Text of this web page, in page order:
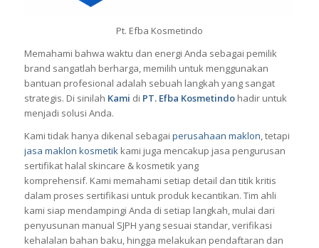
Pt. Efba Kosmetindo
Memahami bahwa waktu dan energi Anda sebagai pemilik
brand sangatlah berharga, memilih untuk menggunakan
bantuan profesional adalah sebuah langkah yang sangat
strategis. Di sinilah Kami di PT. Efba Kosmetindohadir untuk
menjadi solusi Anda.
Kami tidak hanya dikenal sebagai perusahaan maklon, tetapi
jasa maklon kosmetikkami juga mencakup jasa pengurusan
sertifikat halal skincare & kosmetik yang
komprehensif. Kami memahami setiap detail dan titik kritis
dalam proses sertifikasi untuk produk kecantikan. Tim ahli
kami siap mendampingi Anda di setiap langkah, mulai dari
penyusunan manual SJPH yang sesuai standar, verifikasi
kehalalan bahan baku, hingga melakukan pendaftaran dan